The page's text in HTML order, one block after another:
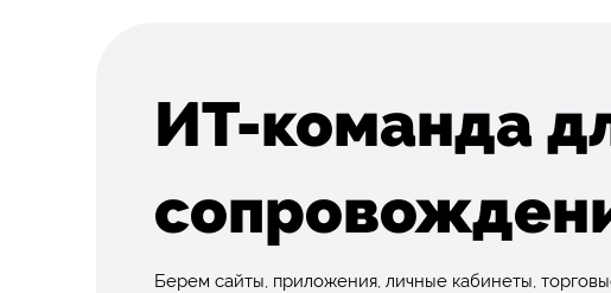
ИТ-команда
Берем сайты, приложения, личные кабинеты,